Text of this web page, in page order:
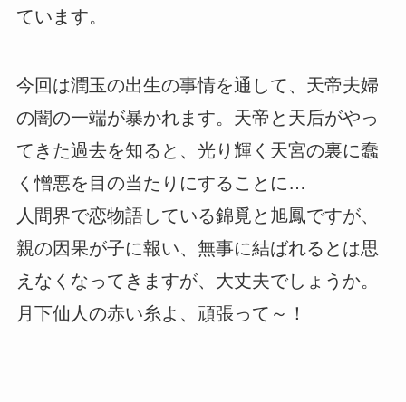
ています。
今回は潤玉の出生の事情を通して、天帝夫婦
の闇の一端が暴かれます。天帝と天后がやっ
てきた過去を知ると、光り輝く天宮の裏に蠢
く憎悪を目の当たりにすることに…
人間界で恋物語している錦覓と旭鳳ですが、
親の因果が子に報い、無事に結ばれるとは思
えなくなってきますが、大丈夫でしょうか。
月下仙人の赤い糸よ、頑張って～！